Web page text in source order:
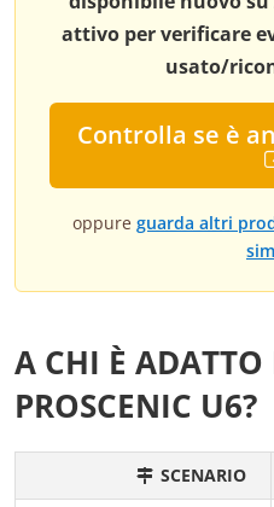
attivo per verificare
usato/
Controlla se è
oppure guarda altri
A CHI È
PROSCENIC U6?
SCENARIO